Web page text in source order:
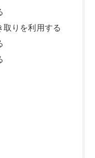
りを利用する